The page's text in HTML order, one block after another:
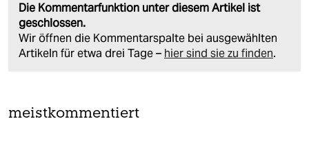
Die Kommentarfunktion unter diesem Artikel ist
geschlossen.
Wir öffnen die Kommentarspalte bei ausgewählten
Artikeln für etwa drei Tage – hier sind sie zu finden.
meistkommentiert